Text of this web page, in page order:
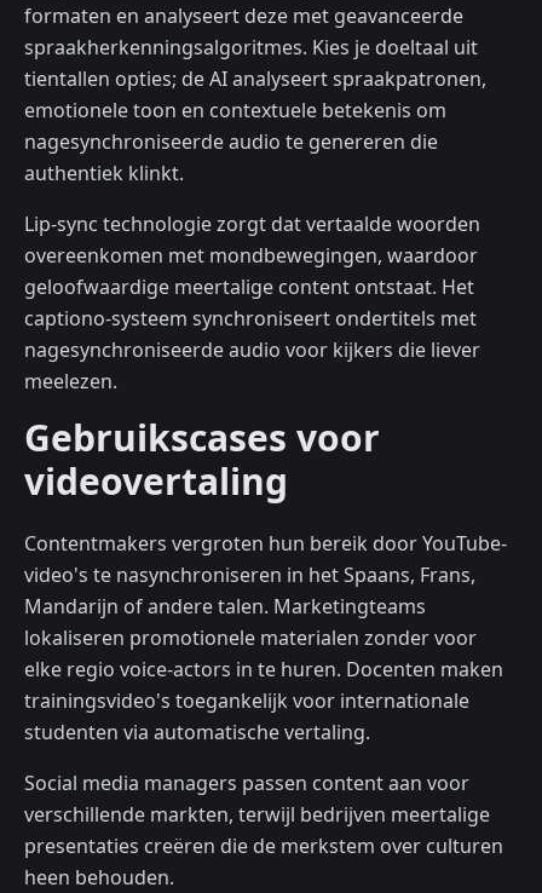
formaten en analyseert deze met geavanceerde
spraakherkenningsalgoritmes. Kies je doeltaal uit
tientallen opties; de AI analyseert spraakpatronen,
emotionele toon en contextuele betekenis om
nagesynchroniseerde audio te genereren die
authentiek klinkt.
Lip-sync technologie zorgt dat vertaalde woorden
overeenkomen met mondbewegingen, waardoor
geloofwaardige meertalige content ontstaat. Het
captiono-systeem synchroniseert ondertitels met
nagesynchroniseerde audio voor kijkers die liever
meelezen.
Gebruikscases voor
videovertaling
Contentmakers vergroten hun bereik door YouTube-
video's te nasynchroniseren in het Spaans, Frans,
Mandarijn of andere talen. Marketingteams
lokaliseren promotionele materialen zonder voor
elke regio voice-actors in te huren. Docenten maken
trainingsvideo's toegankelijk voor internationale
studenten via automatische vertaling.
Social media managers passen content aan voor
verschillende markten, terwijl bedrijven meertalige
presentaties creëren die de merkstem over culturen
heen behouden.